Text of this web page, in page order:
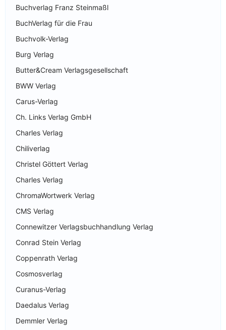
Buchverlag Franz Steinmaßl
BuchVerlag für die Frau
Buchvolk-Verlag
Burg Verlag
Butter&Cream Verlagsgesellschaft
BWW Verlag
Carus-Verlag
Ch. Links Verlag GmbH
Charles Verlag
Chiliverlag
Christel Göttert Verlag
Charles Verlag
ChromaWortwerk Verlag
CMS Verlag
Connewitzer Verlagsbuchhandlung Verlag
Conrad Stein Verlag
Coppenrath Verlag
Cosmosverlag
Curanus-Verlag
Daedalus Verlag
Demmler Verlag